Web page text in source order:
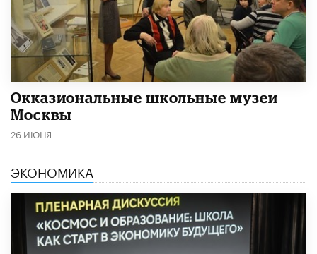
​Окказиональные школьные музеи
Москвы
26 ИЮНЯ
ЭКОНОМИКА